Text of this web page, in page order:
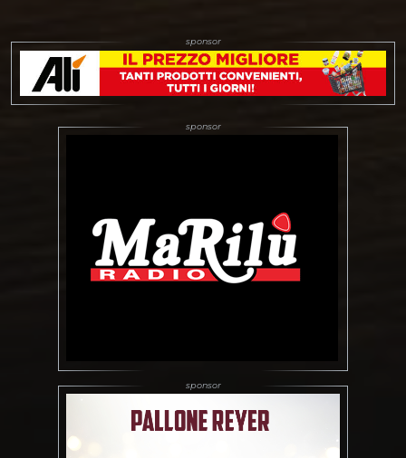
compilazione è possibile
indicare la scelta sul
mezzo di trasporto:
Pullman gratuito o mezzi
SCHIO <--